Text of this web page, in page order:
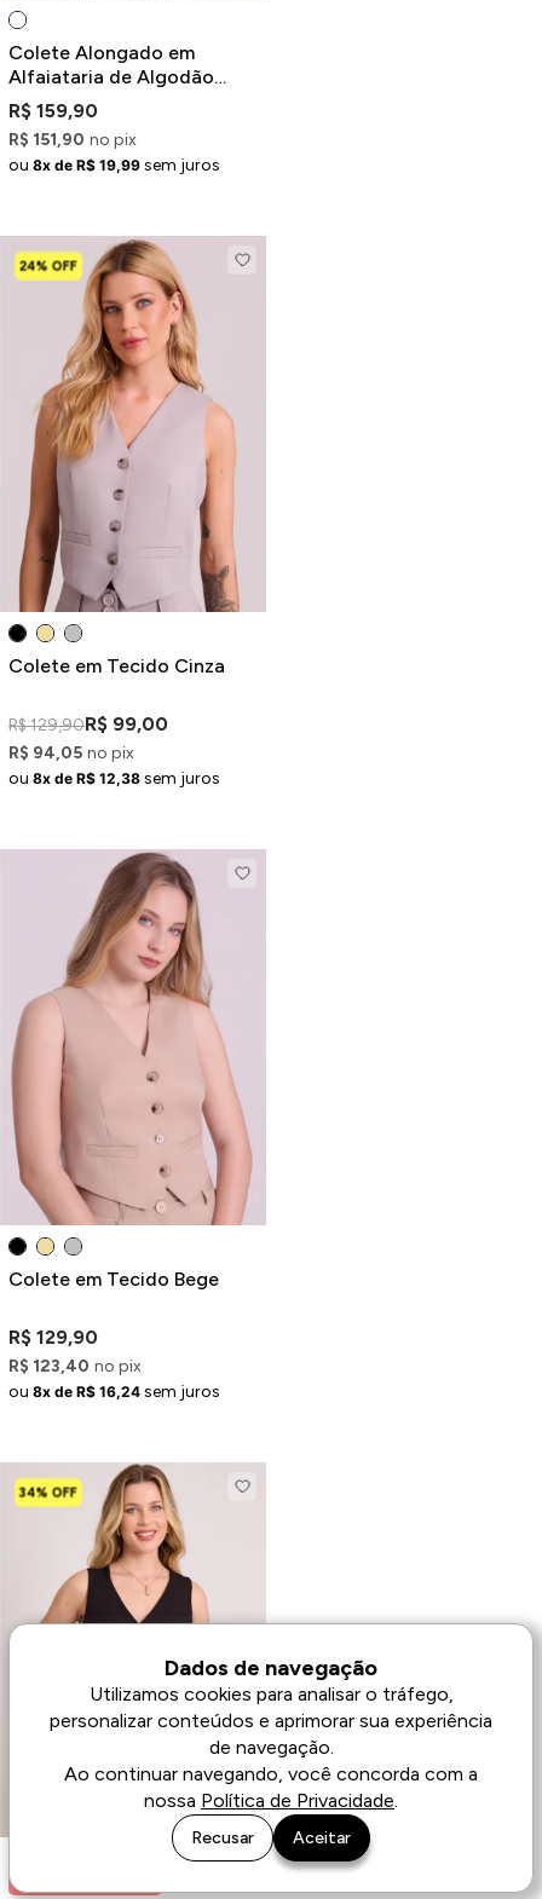
Colete Alongado em
Alfaiataria de Algodão
Listrado Off-White e Bege
R$ 159,90
R$ 151,90 no pix
ou 8x de R$ 19,99 sem juros
24% OFF
Colete em Tecido Cinza
R$ 129,90R$ 99,00
R$ 94,05 no pix
ou 8x de R$ 12,38 sem juros
Colete em Tecido Bege
R$ 129,90
R$ 123,40 no pix
ou 8x de R$ 16,24 sem juros
34% OFF
Dados de navegação
Utilizamos cookies para analisar o tráfego,
personalizar conteúdos e aprimorar sua experiência
de navegação.
Ao continuar navegando, você concorda com a
nossa Política de Privacidade.
Recusar Aceitar